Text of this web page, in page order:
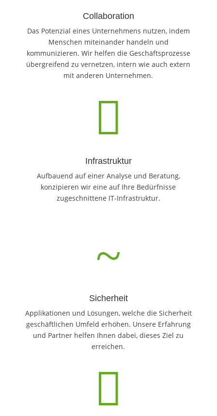
Collaboration
Das Potenzial eines Unternehmens nutzen, indem
Menschen miteinander handeln und
kommunizieren. Wir helfen die Geschäftsprozesse
übergreifend zu vernetzen, intern wie auch extern
mit anderen Unternehmen.

Infrastruktur
Aufbauend auf einer Analyse und Beratung,
konzipieren wir eine auf Ihre Bedürfnisse
zugeschnittene IT-Infrastruktur.
~
Sicherheit
Applikationen und Lösungen, welche die Sicherheit
geschäftlichen Umfeld erhöhen. Unsere Erfahrung
und Partner helfen Ihnen dabei, dieses Ziel zu
erreichen.
